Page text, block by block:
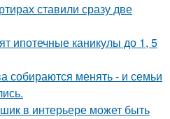
ставили сразу две
ипотечные каникулы до 1, 5
собираются менять - и семьи
в интерьере может быть